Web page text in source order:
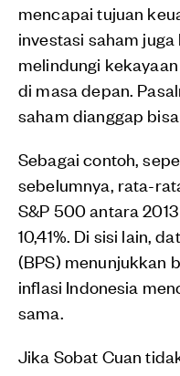
mencapai tujuan
investasi saham
melindungi
di masa depan.
saham dianggap
Sebagai contoh,
sebelumnya, rata-
S&P 500 antara
10,41%. Di sisi lain,
(BPS) menunjukkan
inflasi Indonesia
sama.
Jika Sobat Cuan